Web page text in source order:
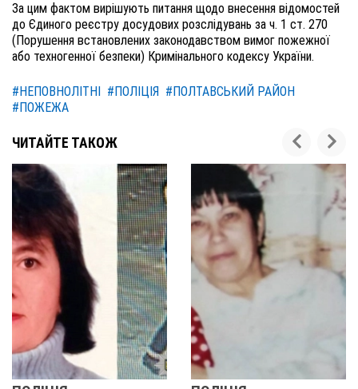
За цим фактом вирішують питання щодо внесення відомостей
до Єдиного реєстру досудових розслідувань за ч. 1 ст. 270
(Порушення встановлених законодавством вимог пожежної
або техногенної безпеки) Кримінального кодексу України.
#НЕПОВНОЛІТНІ #ПОЛІЦІЯ #ПОЛТАВСЬКИЙ РАЙОН
#ПОЖЕЖА
ЧИТАЙТЕ ТАКОЖ